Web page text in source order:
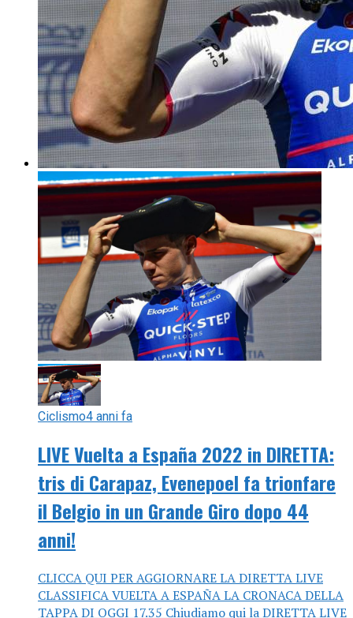
Ciclismo4 anni fa
LIVE Vuelta a España 2022 in DIRETTA:
tris di Carapaz, Evenepoel fa trionfare
il Belgio in un Grande Giro dopo 44
anni!
CLICCA QUI PER AGGIORNARE LA DIRETTA LIVE
CLASSIFICA VUELTA A ESPAÑA LA CRONACA DELLA
TAPPA DI OGGI 17.35 Chiudiamo qui la DIRETTA LIVE